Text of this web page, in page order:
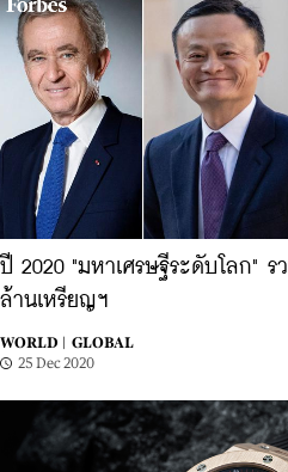
ปี 2020 "มหาเศรษฐีระดับโลก" ร
ล้านเหรียญฯ
WORLD |
GLOBAL
25 Dec 2020